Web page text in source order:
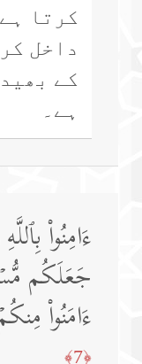
کرتا
داخل
کے
ہے۔
ءَامِنُوا۟
جَعَلَكُم
ءَامَنُوا۟
﴿7﴾